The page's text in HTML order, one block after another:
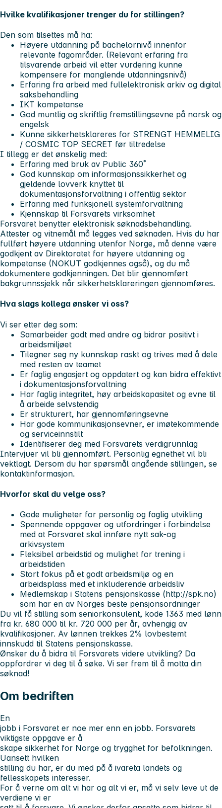
Hvilke kvalifikasjoner trenger du for stillingen?
Den som tilsettes må ha:
Høyere utdanning på bachelornivå innenfor
relevante fagområder. (Relevant erfaring fra
tilsvarende arbeid vil etter vurdering kunne
kompensere for manglende utdanningsnivå)
Erfaring fra arbeid med fullelektronisk arkiv og digital
saksbehandling
IKT kompetanse
God muntlig og skriftlig fremstillingsevne på norsk og
engelsk
Kunne sikkerhetsklareres for STRENGT HEMMELIG
/ COSMIC TOP SECRET før tiltredelse
I tillegg er det ønskelig med:
Erfaring med bruk av Public 360˚
God kunnskap om informasjonssikkerhet og
gjeldende lovverk knyttet til
dokumentasjonsforvaltning i offentlig sektor
Erfaring med funksjonell systemforvaltning
Kjennskap til Forsvarets virksomhet
Forsvaret benytter elektronisk søknadsbehandling.
Attester og vitnemål må legges ved søknaden. Hvis du har
fullført høyere utdanning utenfor Norge, må denne være
godkjent av Direktoratet for høyere utdanning og
kompetanse (NOKUT godkjennes også), og du må
dokumentere godkjenningen. Det blir gjennomført
bakgrunnssjekk når sikkerhetsklareringen gjennomføres.
Hva slags kollega ønsker vi oss?
Vi ser etter deg som:
Samarbeider godt med andre og bidrar positivt i
arbeidsmiljøet
Tilegner seg ny kunnskap raskt og trives med å dele
med resten av teamet
Er faglig engasjert og oppdatert og kan bidra effektivt
i dokumentasjonsforvaltning
Har faglig integritet, høy arbeidskapasitet og evne til
å arbeide selvstendig
Er strukturert, har gjennomføringsevne
Har gode kommunikasjonsevner, er imøtekommende
og serviceinnstilt
Identifiserer deg med Forsvarets verdigrunnlag
Intervjuer vil bli gjennomført. Personlig egnethet vil bli
vektlagt. Dersom du har spørsmål angående stillingen, se
kontaktinformasjon.
Hvorfor skal du velge oss?
Gode muligheter for personlig og faglig utvikling
Spennende oppgaver og utfordringer i forbindelse
med at Forsvaret skal innføre nytt sak-og
arkivsystem
Fleksibel arbeidstid og mulighet for trening i
arbeidstiden
Stort fokus på et godt arbeidsmiljø og en
arbeidsplass med et inkluderende arbeidsliv
Medlemskap i Statens pensjonskasse (http://spk.no)
som har en av Norges beste pensjonsordninger
Du vil få stilling som seniorkonsulent, kode 1363 med lønn
fra kr. 680 000 til kr. 720 000 per år, avhengig av
kvalifikasjoner. Av lønnen trekkes 2% lovbestemt
innskudd til Statens pensjonskasse.
Ønsker du å bidra til Forsvarets videre utvikling? Da
oppfordrer vi deg til å søke. Vi ser frem til å motta din
søknad!
Om bedriften
En
jobb i Forsvaret er noe mer enn en jobb. Forsvarets
viktigste oppgave er å
skape sikkerhet for Norge og trygghet for befolkningen.
Uansett hvilken
stilling du har, er du med på å ivareta landets og
fellesskapets interesser.
For å verne om alt vi har og alt vi er, må vi selv leve ut de
verdiene vi er